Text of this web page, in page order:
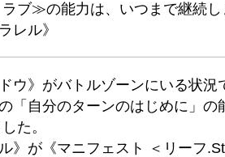
ブ≫の能力は、いつまで継続し
レル》
ウ》がバトルゾーンにいる状況
「自分のターンのはじめに」の
た。
》が《マニフェスト ＜リーフ